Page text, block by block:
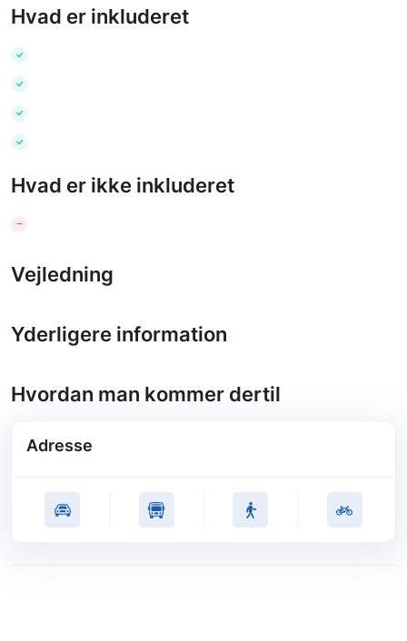
Hvad er inkluderet
Hvad er ikke inkluderet
Vejledning
Yderligere information
Hvordan man kommer dertil
Adresse